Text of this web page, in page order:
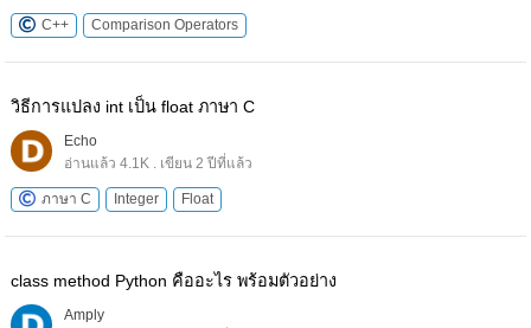
C++ Comparison Operators
วิธีการแปลง int เป็น float ภาษา C
Echo
อ่านแล้ว 4.1K . เขียน 2 ปีที่แล้ว
ภาษา C Integer Float
class method Python คืออะไร พร้อมตัวอย่าง
Amply